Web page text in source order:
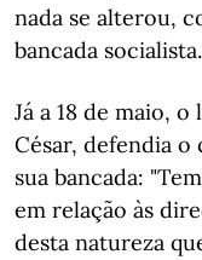
nada se alterou,
bancada socialista.
Já a 18 de maio,
César, defendia o
sua bancada:
em relação às
desta natureza